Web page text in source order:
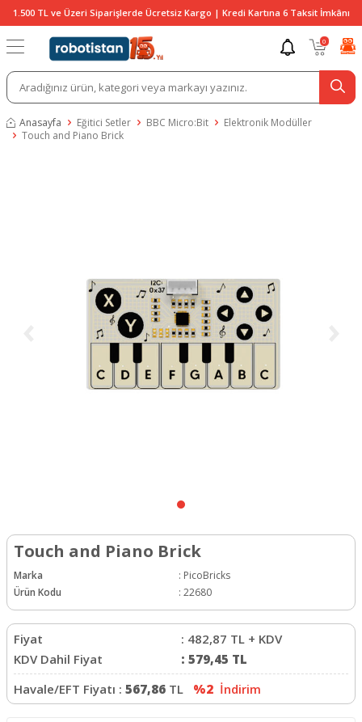
1.500 TL ve Üzeri Siparişlerde Ücretsiz Kargo | Kredi Kartına 6 Taksit İmkânı
0
Anasayfa Eğitici Setler BBC Micro:Bit
Elektronik Modüller
Touch and Piano Brick
Touch and Piano Brick
Marka : PicoBricks
Ürün Kodu
: 22680
Fiyat : 482,87 TL + KDV
KDV Dahil Fiyat
: 579,45 TL
Havale/EFT Fiyatı : 567,86 TL %2 İndirim